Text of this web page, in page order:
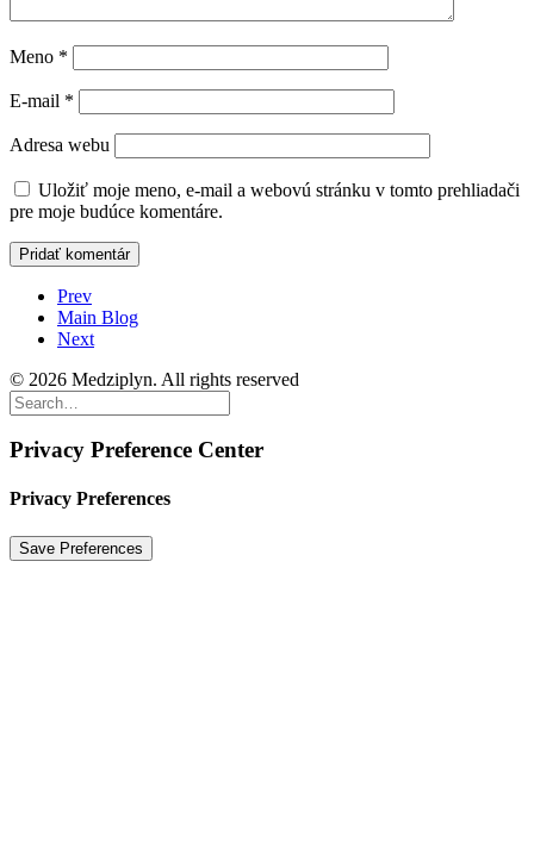
Meno *
E-mail *
Adresa webu
Uložiť moje meno, e-mail a webovú stránku v tomto prehliadači
pre moje budúce komentáre.
Prev
Main Blog
Next
© 2026 Medziplyn. All rights reserved
Privacy Preference Center
Privacy Preferences